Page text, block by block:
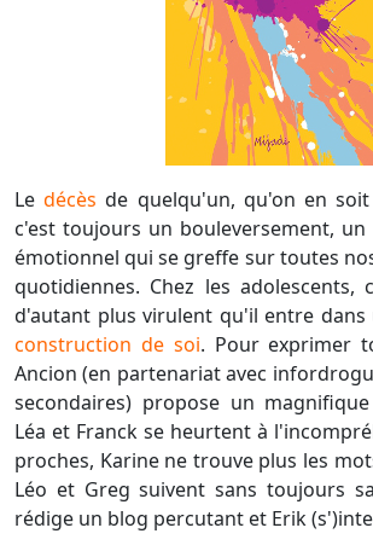
Ledécès de quelqu'un, qu'on en
c'est toujours un bouleversement,
émotionnel qui se greffe sur toutes
quotidiennes. Chez les adolescents,
d'autant plus virulent qu'il entre dans
construction de soi. Pour exprimer
Ancion (en partenariat avec
secondaires) propose un magnifique
Léa et Franck se heurtent à
proches, Karine ne trouve plus les
Léo et Greg suivent sans toujours
rédige un blog percutant et Erik